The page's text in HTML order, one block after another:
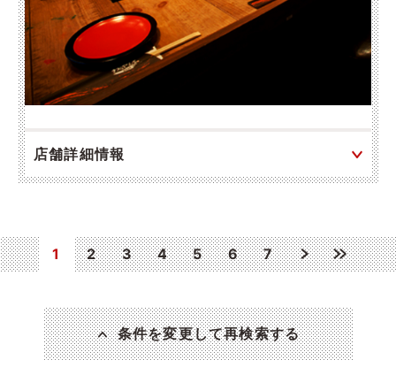
店舗詳細情報
1 2 3 4 5 6 7
条件を変更して再検索する